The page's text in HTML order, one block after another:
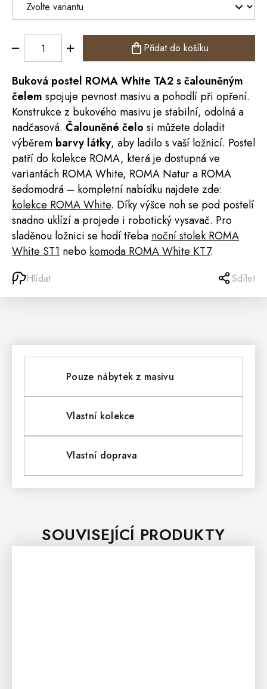
Přidat do košíku
Buková postel ROMAWhite TA2 s čalouněným
čelem spojuje pevnost masivu a pohodlí při opření.
Konstrukce z bukového masivu je stabilní, odolná a
nadčasová. Čalouněné čelo si můžete doladit
výběrem barvy látky, aby ladilo s vaší ložnicí. Postel
patří do kolekce ROMA, která je dostupná ve
variantách ROMA White, ROMA Natur a ROMA
šedomodrá – kompletní nabídku najdete zde:
kolekce ROMA White. Díky výšce noh se pod postelí
snadno uklízí a projede i robotický vysavač. Pro
sladěnou ložnici se hodí třeba noční stolek ROMA
White ST1 nebo komoda ROMA White KT7.
Hlídat Sdílet
Pouze nábytek z masivu
Vlastní kolekce
Vlastní doprava
SOUVISEJÍCÍ PRODUKTY